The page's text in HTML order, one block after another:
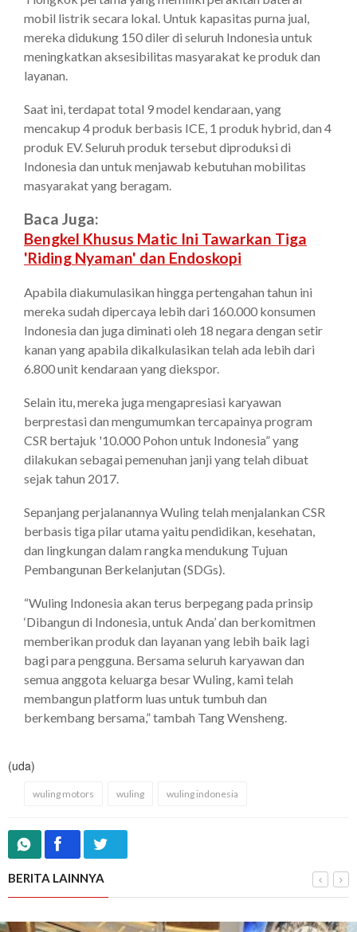
mobil listrik secara lokal. Untuk kapasitas purna jual,
mereka didukung 150 diler di seluruh Indonesia untuk
meningkatkan aksesibilitas masyarakat ke produk dan
layanan.
Saat ini, terdapat total 9 model kendaraan, yang
mencakup 4 produk berbasis ICE, 1 produk hybrid, dan 4
produk EV. Seluruh produk tersebut diproduksi di
Indonesia dan untuk menjawab kebutuhan mobilitas
masyarakat yang beragam.
Baca Juga:
Bengkel Khusus Matic Ini Tawarkan Tiga
'Riding Nyaman' dan Endoskopi
Apabila diakumulasikan hingga pertengahan tahun ini
mereka sudah dipercaya lebih dari 160.000 konsumen
Indonesia dan juga diminati oleh 18 negara dengan setir
kanan yang apabila dikalkulasikan telah ada lebih dari
6.800 unit kendaraan yang diekspor.
Selain itu, mereka juga mengapresiasi karyawan
berprestasi dan mengumumkan tercapainya program
CSR bertajuk '10.000 Pohon untuk Indonesia” yang
dilakukan sebagai pemenuhan janji yang telah dibuat
sejak tahun 2017.
Sepanjang perjalanannya Wuling telah menjalankan CSR
berbasis tiga pilar utama yaitu pendidikan, kesehatan,
dan lingkungan dalam rangka mendukung Tujuan
Pembangunan Berkelanjutan (SDGs).
“Wuling Indonesia akan terus berpegang pada prinsip
‘Dibangun di Indonesia, untuk Anda’ dan berkomitmen
memberikan produk dan layanan yang lebih baik lagi
bagi para pengguna. Bersama seluruh karyawan dan
semua anggota keluarga besar Wuling, kami telah
membangun platform luas untuk tumbuh dan
berkembang bersama,” tambah Tang Wensheng.
(uda)
wuling motors wuling wuling indonesia
BERITA LAINNYA